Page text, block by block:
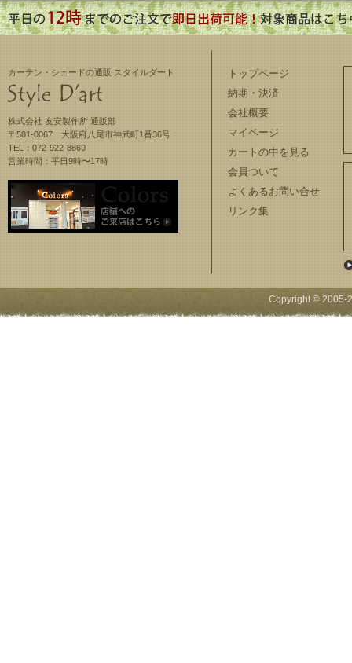
カーテン・シェードの通販 スタイルダート
株式会社 友安製作所 通販部
〒581-0067 大阪府八尾市神武町1番36号
TEL：072-922-8869
営業時間：平日9時〜17時
トップページ
納期・決済
会社概要
マイページ
カートの中を見る
会員ついて
よくあるお問い合せ
リンク集
Copyright © 2005-